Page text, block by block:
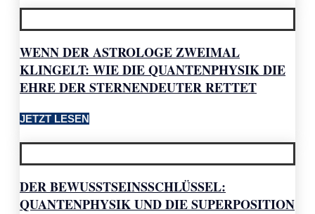
WENN DER ASTROLOGE ZWEIMAL
KLINGELT: WIE DIE QUANTENPHYSIK DIE
EHRE DER STERNENDEUTER RETTET
JETZT LESEN
DER BEWUSSTSEINSSCHLÜSSEL:
QUANTENPHYSIK UND DIE SUPERPOSITION